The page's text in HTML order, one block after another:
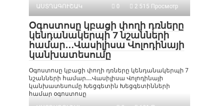
ԱՍՏՂԱԳՈՒՇԱԿ
0 2 515 Просмотр
Օգոստոսը կբացի փողի դռները
կենդանակերպի 7 նշանների
համար․․․Վասիլիսա Վոլոդինայի
կանխատեսումը
Օգոստոսը կբացի փողի դռները կենդանակերպի 7
նշանների համար․․․Վասիլիսա Վոլոդինայի
կանխատեսումը Խեցգետին Խեցգետինների
համար օգոստոսը